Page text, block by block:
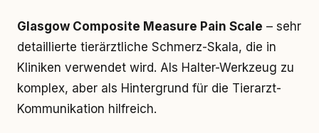
Glasgow Composite Measure Pain Scale – sehr
detaillierte tierärztliche Schmerz-Skala, die in
Kliniken verwendet wird. Als Halter-Werkzeug zu
komplex, aber als Hintergrund für die Tierarzt-
Kommunikation hilfreich.